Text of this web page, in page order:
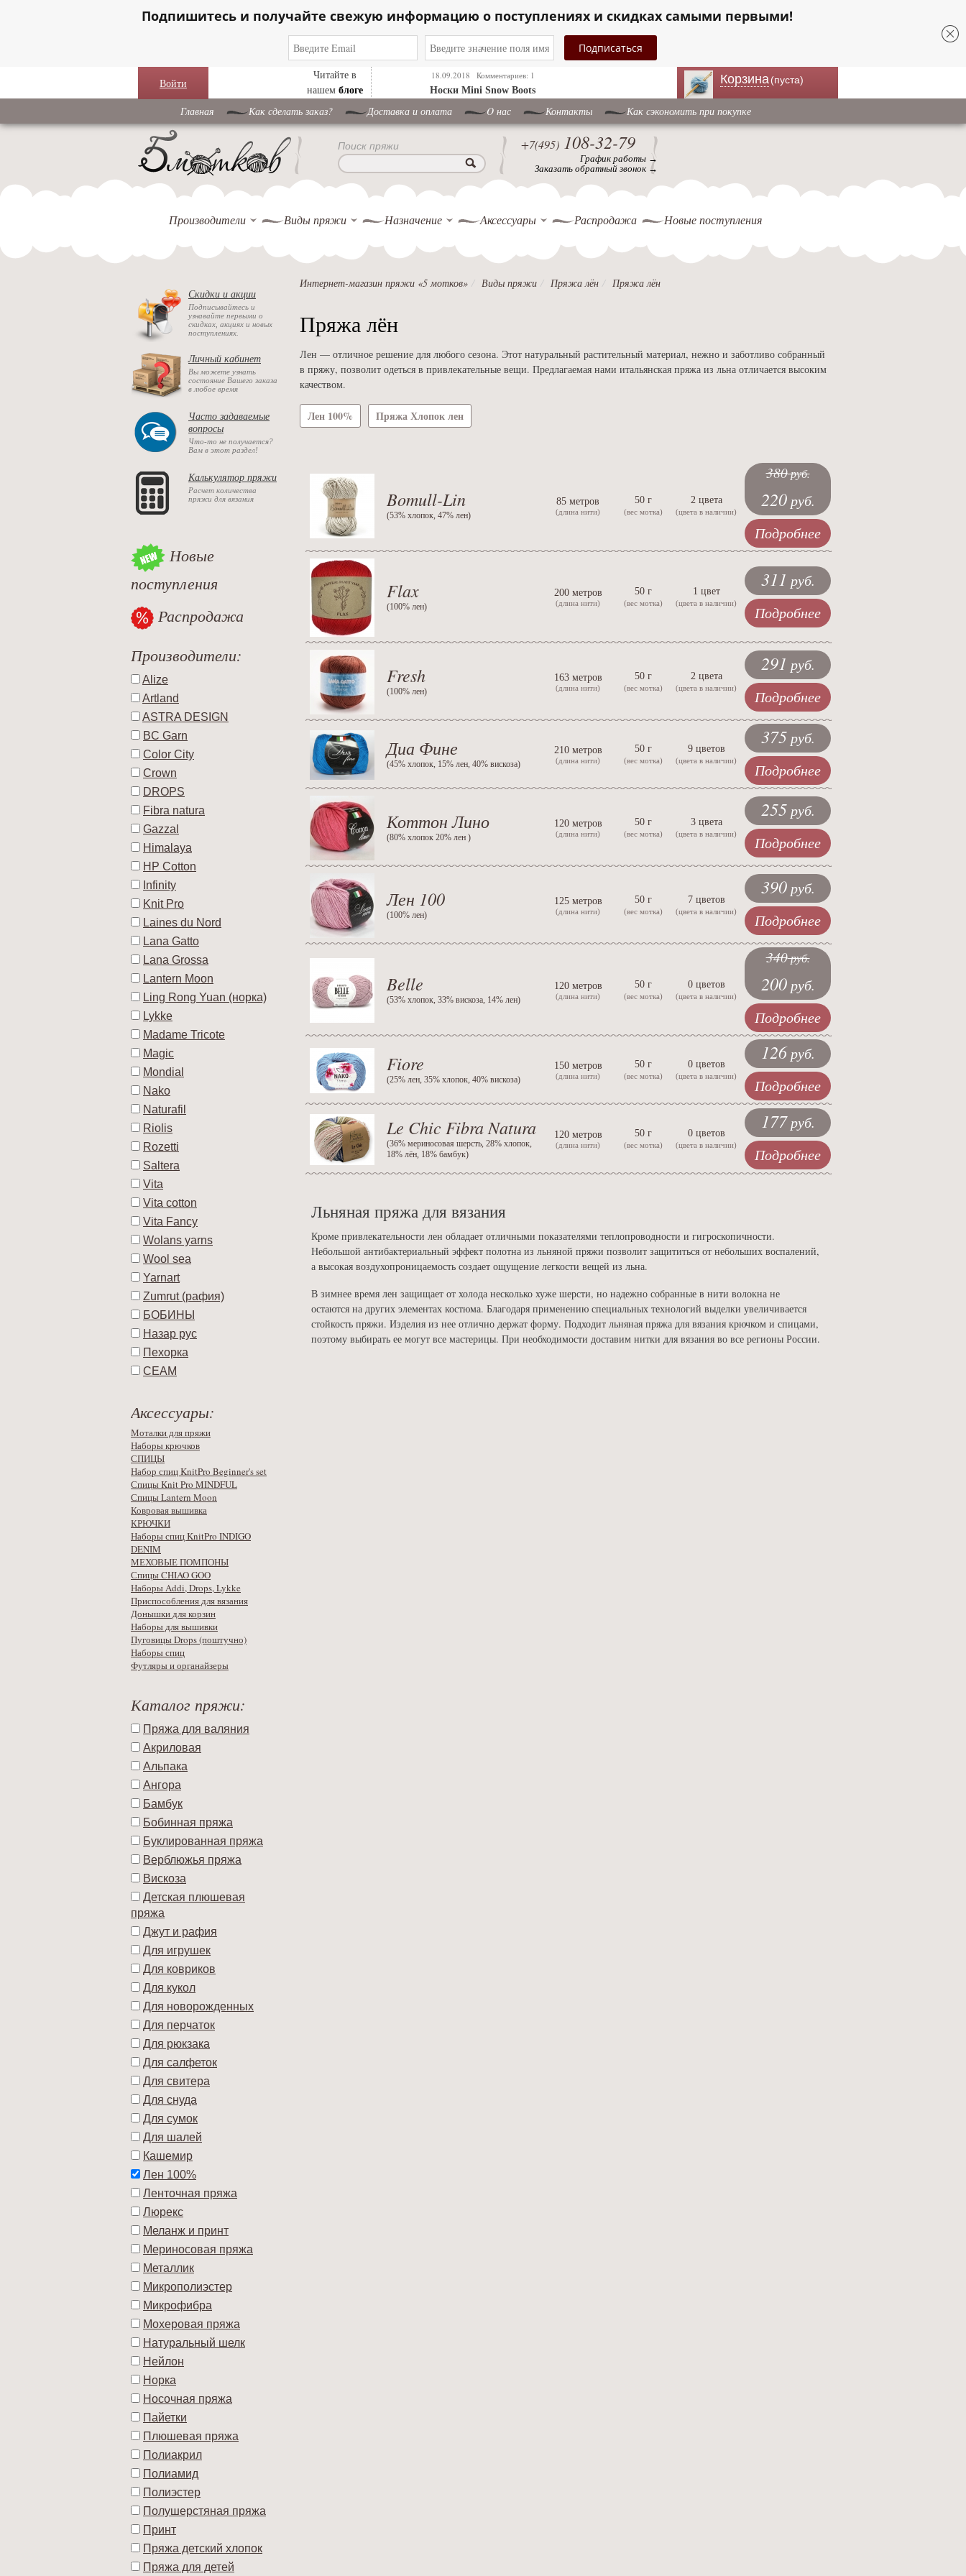
Подпишитесь и получайте свежую информацию о поступлениях и скидках самыми первыми!
Войти
Читайте в
нашем блоге
18.09.2018
Комментариев: 1
Носки Mini Snow Boots
Корзина(пуста)
Главная Как сделать заказ? Доставка и оплата O нас Контакты Как сэкономить при покупке
Поиск пряжи +7(495) 108-32-79
График работы →
Заказать обратный звонок →
Производители Виды пряжи Назначение Аксессуары Распродажа Новые поступления
Скидки и акции
Подписывайтесь и
узнавайте первыми о
скидках, акциях и новых
поступлениях.
Личный кабинет
Вы можете узнать
состояние Вашего заказа
в любое время
Часто задаваемые
вопросы
Что-то не получается?
Вам в этот раздел!
Калькулятор пряжи
Расчет количества
пряжи для вязания
Новые
поступления
Распродажа
Производители:
Alize
Artland
ASTRA DESIGN
BC Garn
Color City
Crown
DROPS
Fibra natura
Gazzal
Himalaya
HP Cotton
Infinity
Knit Pro
Laines du Nord
Lana Gatto
Lana Grossa
Lantern Moon
Ling Rong Yuan (норка)
Lykke
Madame Tricote
Magic
Mondial
Nako
Naturafil
Riolis
Rozetti
Saltera
Vita
Vita cotton
Vita Fancy
Wolans yarns
Wool sea
Yarnart
Zumrut (рафия)
БОБИНЫ
Назар рус
Пехорка
СЕАМ
Аксессуары:
Моталки для пряжи
Наборы крючков
СПИЦЫ
Набор спиц KnitPro Beginner's set
Спицы Knit Pro MINDFUL
Спицы Lantern Moon
Ковровая вышивка
КРЮЧКИ
Наборы спиц KnitPro INDIGO
DENIM
МЕХОВЫЕ ПОМПОНЫ
Спицы CHIAO GOO
Наборы Addi, Drops, Lykke
Приспособления для вязания
Донышки для корзин
Наборы для вышивки
Пуговицы Drops (поштучно)
Наборы спиц
Футляры и органайзеры
Каталог пряжи:
Пряжа для валяния
Акриловая
Альпака
Ангора
Бамбук
Бобинная пряжа
Буклированная пряжа
Верблюжья пряжа
Вискоза
Детская плюшевая
пряжа
Джут и рафия
Для игрушек
Для ковриков
Для кукол
Для новорожденных
Для перчаток
Для рюкзака
Для салфеток
Для свитера
Для снуда
Для сумок
Для шалей
Кашемир
Лен 100%
Ленточная пряжа
Люрекс
Меланж и принт
Мериносовая пряжа
Металлик
Микрополиэстер
Микрофибра
Мохеровая пряжа
Натуральный шелк
Нейлон
Норка
Носочная пряжа
Пайетки
Плюшевая пряжа
Полиакрил
Полиамид
Полиэстер
Полушерстяная пряжа
Принт
Пряжа детский хлопок
Пряжа для детей
Интернет-магазин пряжи «5 мотков» Виды пряжи Пряжа лён Пряжа лён
Пряжа лён
Лен — отличное решение для любого сезона. Этот натуральный растительный материал, нежно и заботливо собранный
в пряжу, позволит одеться в привлекательные вещи. Предлагаемая нами итальянская пряжа из льна отличается высоким
качеством.
Лен 100% Пряжа Хлопок лен
Bomull-Lin
(53% хлопок, 47% лен)
85 метров
(длина нити)
50 г
(вес мотка)
2 цвета
(цвета в наличии)
380руб.
220руб.
Подробнее
Flax
(100% лен)
200 метров
(длина нити)
50 г
(вес мотка)
1 цвет
(цвета в наличии)
311 руб.
Подробнее
Fresh
(100% лен)
163 метров
(длина нити)
50 г
(вес мотка)
2 цвета
(цвета в наличии)
291 руб.
Подробнее
Диа Фине
(45% хлопок, 15% лен, 40% вискоза)
210 метров
(длина нити)
50 г
(вес мотка)
9 цветов
(цвета в наличии)
375руб.
Подробнее
Коттон Лино
(80% хлопок 20% лен )
120 метров
(длина нити)
50 г
(вес мотка)
3 цвета
(цвета в наличии)
255руб.
Подробнее
Лен 100
(100% лен)
125 метров
(длина нити)
50 г
(вес мотка)
7 цветов
(цвета в наличии)
390руб.
Подробнее
Belle
(53% хлопок, 33% вискоза, 14% лен)
120 метров
(длина нити)
50 г
(вес мотка)
0 цветов
(цвета в наличии)
340руб.
200руб.
Подробнее
Fiore
(25% лен, 35% хлопок, 40% вискоза)
150 метров
(длина нити)
50 г
(вес мотка)
0 цветов
(цвета в наличии)
126руб.
Подробнее
Le Chic Fibra Natura
(36% мериносовая шерсть, 28% хлопок,
18% лён, 18% бамбук)
120 метров
(длина нити)
50 г
(вес мотка)
0 цветов
(цвета в наличии)
177руб.
Подробнее
Льняная пряжа для вязания
Кроме привлекательности лен обладает отличными показателями теплопроводности и гигроскопичности.
Небольшой антибактериальный эффект полотна из льняной пряжи позволит защититься от небольших воспалений,
а высокая воздухопроницаемость создает ощущение легкости вещей из льна.
В зимнее время лен защищает от холода несколько хуже шерсти, но надежно собранные в нити волокна не
остаются на других элементах костюма. Благодаря применению специальных технологий выделки увеличивается
стойкость пряжи. Изделия из нее отлично держат форму. Подходит льняная пряжа для вязания крючком и спицами,
поэтому выбирать ее могут все мастерицы. При необходимости доставим нитки для вязания во все регионы России.